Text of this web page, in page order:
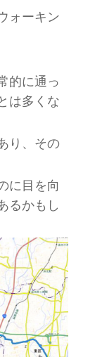
ォーキン
的に通っ
は多くな
り、その
に目を向
るかもし